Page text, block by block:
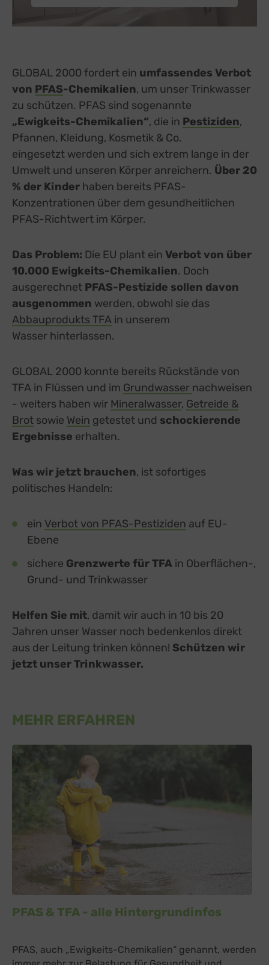
GLOBAL 2000 fordert ein umfassendes Verbot
von PFAS-Chemikalien, um unser Trinkwasser
zu schützen. PFAS sind sogenannte
„Ewigkeits-Chemikalien“, die in Pestiziden,
Pfannen, Kleidung, Kosmetik & Co.
eingesetzt werden und sich extrem lange in der
Umwelt und unseren Körper anreichern. Über 20
% der Kinder haben bereits PFAS-
Konzentrationen über dem gesundheitlichen
PFAS-Richtwert im Körper.
Das Problem: Die EU plant ein Verbot von über
10.000 Ewigkeits-Chemikalien. Doch
ausgerechnet PFAS-Pestizide sollen davon
ausgenommen werden, obwohl sie das
Abbauprodukts TFA in unserem
Wasser hinterlassen.
GLOBAL 2000 konnte bereits Rückstände von
TFA in Flüssen und im Grundwasser nachweisen
- weiters haben wir Mineralwasser, Getreide &
Brot sowie Wein getestet und schockierende
Ergebnisse erhalten.
Was wir jetzt brauchen, ist sofortiges
politisches Handeln:
ein Verbot von PFAS-Pestiziden auf EU-
Ebene
sichere Grenzwerte für TFA in Oberflächen-,
Grund- und Trinkwasser
Helfen Sie mit, damit wir auch in 10 bis 20
Jahren unser Wasser noch bedenkenlos direkt
aus der Leitung trinken können! Schützen wir
jetzt unser Trinkwasser.
MEHR ERFAHREN
PFAS & TFA - alle Hintergrundinfos
PFAS, auch „Ewigkeits-Chemikalien“ genannt, werden